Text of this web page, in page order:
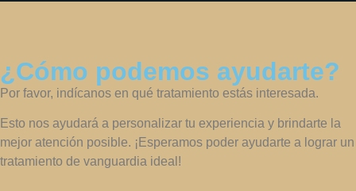
¿Cómo podemos ayudarte?
Por favor, indícanos en qué tratamiento estás interesada.
Esto nos ayudará a personalizar tu experiencia y brindarte la
mejor atención posible. ¡Esperamos poder ayudarte a lograr un
tratamiento de vanguardia ideal!